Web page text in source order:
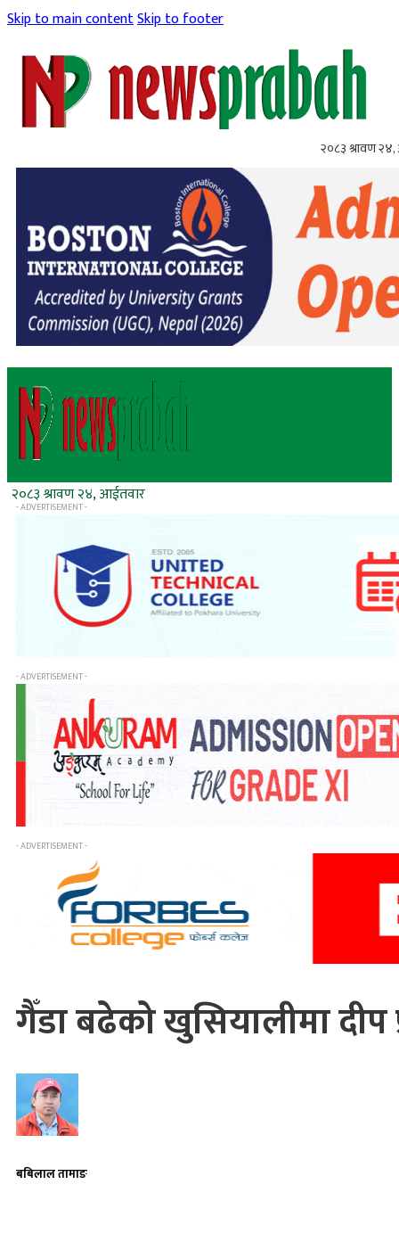
Skip to main contentSkip to footer
२०८३ श्रावण
२०८३ श्रावण २४, आईतवार
- ADVERTISEMENT -
- ADVERTISEMENT -
- ADVERTISEMENT -
गैँडा बढेको खुसियालीमा दीप
बबिलाल तामाङ